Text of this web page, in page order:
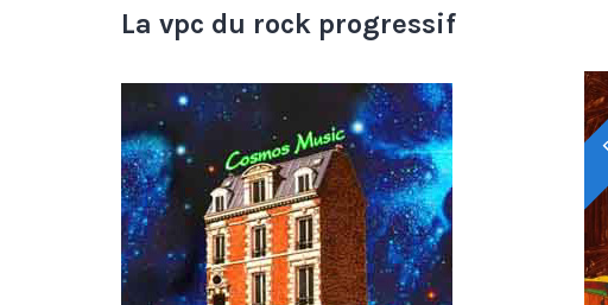
La vpc du rock progressif